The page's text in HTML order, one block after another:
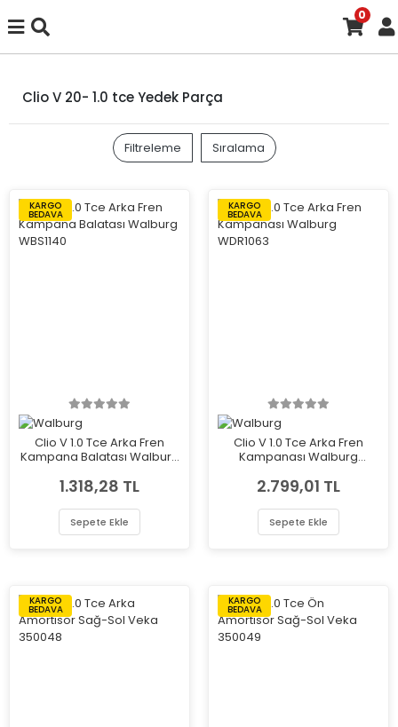
0
Clio V 20- 1.0 tce Yedek Parça
Filtreleme Sıralama
KARGO
BEDAVA
Clio V 1.0 Tce Arka Fren
Kampana Balatası Walburg
1.318,28 TL
Sepete Ekle
KARGO
BEDAVA
Clio V 1.0 Tce Arka Fren
Kampanası Walburg
2.799,01 TL
Sepete Ekle
KARGO
BEDAVA
KARGO
BEDAVA